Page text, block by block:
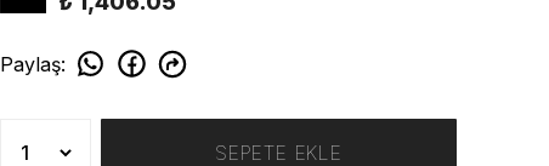
Paylaş:
SEPETE EKLE